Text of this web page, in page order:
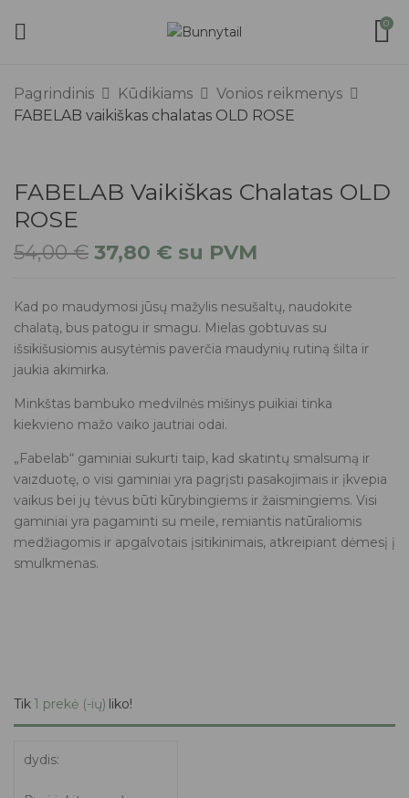
0
Pagrindinis Kūdikiams
Vonios reikmenys
FABELAB vaikiškas chalatas OLD ROSE
FABELAB Vaikiškas Chalatas OLD
ROSE
54,00€ 37,80 € su PVM
Kad po maudymosi jūsų mažylis nesušaltų, naudokite
chalatą, bus patogu ir smagu. Mielas gobtuvas su
išsikišusiomis ausytėmis paverčia maudynių rutiną šilta ir
jaukia akimirka.
Minkštas bambuko medvilnės mišinys puikiai tinka
kiekvieno mažo vaiko jautriai odai.
„Fabelab“ gaminiai sukurti taip, kad skatintų smalsumą ir
vaizduotę, o visi gaminiai yra pagrįsti pasakojimais ir įkvepia
vaikus bei jų tėvus būti kūrybingiems ir žaismingiems. Visi
gaminiai yra pagaminti su meile, remiantis natūraliomis
medžiagomis ir apgalvotais įsitikinimais, atkreipiant dėmesį į
smulkmenas.
Tik1 prekė (-ių) liko!
dydis